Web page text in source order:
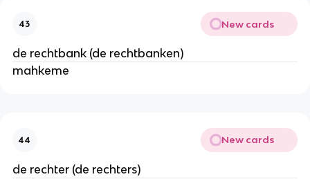
43 New cards
de rechtbank (de rechtbanken)
mahkeme
44 New cards
de rechter (de rechters)